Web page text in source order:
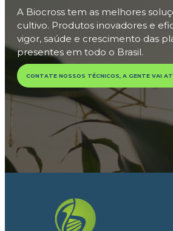
A Biocross tem as melhores
cultivo. Produtos inovadores e
vigor, saúde e crescimento das
presentes em todo o Brasil.
CONTATE NOSSOS TÉCNICOS, A GENTE VAI